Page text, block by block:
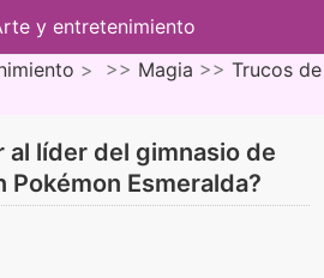
y entretenimiento
> >> Magia >> Trucos de
al líder del gimnasio de
Pokémon Esmeralda?